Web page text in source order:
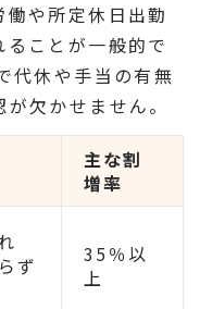
や所定休日出勤
ことが一般的で
代休や手当の有無
欠かせません。
主な割
増率
ず
35％以
上